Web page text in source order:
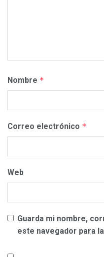
Nombre *
Correo electrónico *
Web
Guarda mi nombre,
este navegador para